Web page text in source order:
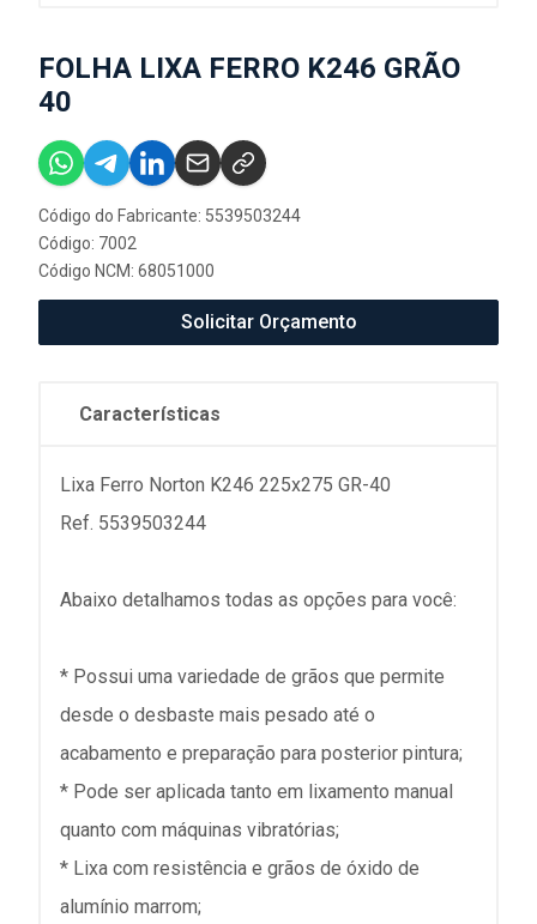
FOLHA LIXA FERRO K246 GRÃO
40
Código do Fabricante: 5539503244
Código: 7002
Código NCM: 68051000
Solicitar Orçamento
Características
Lixa Ferro Norton K246 225x275 GR-40
Ref. 5539503244
Abaixo detalhamos todas as opções para você:
* Possui uma variedade de grãos que permite
desde o desbaste mais pesado até o
acabamento e preparação para posterior pintura;
* Pode ser aplicada tanto em lixamento manual
quanto com máquinas vibratórias;
* Lixa com resistência e grãos de óxido de
alumínio marrom;